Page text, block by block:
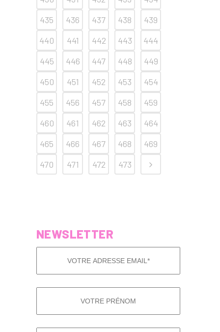
435
436 437 438
439
440
441 442 443
444
445
446 447 448
449
450
451 452 453
454
455
456 457 458
459
460
461 462 463
464
465
466 467 468
469
470
471 472 473
NEWSLETTER